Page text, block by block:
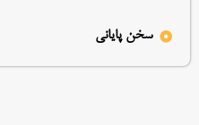
سخن پایانی